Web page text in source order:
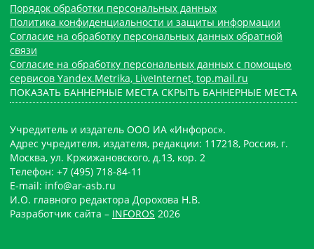
Порядок обработки персональных данных
Политика конфиденциальности и защиты информации
Согласие на обработку персональных данных обратной
связи
Согласие на обработку персональных данных с помощью
сервисов Yandex.Metrika, LiveInternet, top.mail.ru
ПОКАЗАТЬ БАННЕРНЫЕ МЕСТА СКРЫТЬ БАННЕРНЫЕ МЕСТА
Учредитель и издатель ООО ИА «Инфорос».
Адрес учредителя, издателя, редакции: 117218, Россия, г.
Москва, ул. Кржижановского, д.13, кор. 2
Телефон: +7 (495) 718-84-11
E-mail: info@ar-asb.ru
И.О. главного редактора Дорохова Н.В.
Разработчик сайта – INFOROS 2026